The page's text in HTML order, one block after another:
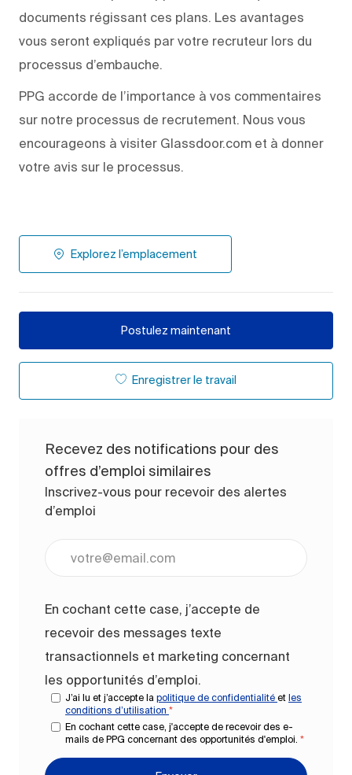
documents régissant ces plans. Les avantages
vous seront expliqués par votre recruteur lors du
processus d’embauche.
PPG accorde de l’importance à vos commentaires
sur notre processus de recrutement. Nous vous
encourageons à visiter Glassdoor.com et à donner
votre avis sur le processus.
Explorez l’emplacement
Postulez maintenant
Enregistrer le travail
Recevez des notifications pour des
offres d’emploi similaires
Inscrivez-vous pour recevoir des alertes
d’emploi
En cochant cette case, j’accepte de
recevoir des messages texte
transactionnels et marketing concernant
les opportunités d’emploi.
J’ai lu et j’accepte la politique de confidentialité et les
conditions d’utilisation *
En cochant cette case, j'accepte de recevoir des e-
mails de PPG concernant des opportunités d'emploi. *